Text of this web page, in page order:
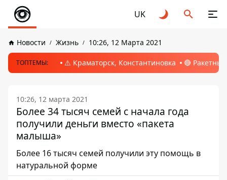
UK
Новости Жизнь 10:26, 12 Марта 2021
ТОПТЕМЫ: ⚠️ Краматорск, Константиновка 🔴
10:26, 12 марта 2021
Более 34 тысяч семей с начала года
получили деньги вместо «пакета
малыша»
Более 16 тысяч семей получили эту помощь в
натуральной форме